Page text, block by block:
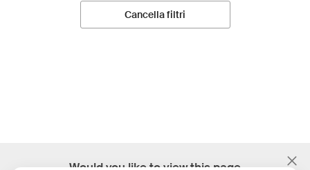
Cancella filtri